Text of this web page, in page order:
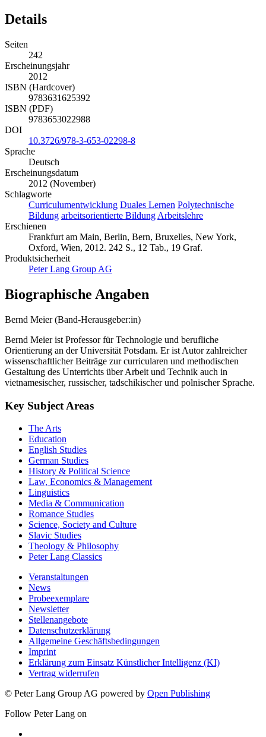
Details
Seiten
242
Erscheinungsjahr
2012
ISBN (Hardcover)
9783631625392
ISBN (PDF)
9783653022988
DOI
10.3726/978-3-653-02298-8
Sprache
Deutsch
Erscheinungsdatum
2012 (November)
Schlagworte
Curriculumentwicklung Duales Lernen Polytechnische
Bildung arbeitsorientierte Bildung Arbeitslehre
Erschienen
Frankfurt am Main, Berlin, Bern, Bruxelles, New York,
Oxford, Wien, 2012. 242 S., 12 Tab., 19 Graf.
Produktsicherheit
Peter Lang Group AG
Biographische Angaben
Bernd Meier (Band-Herausgeber:in)
Bernd Meier ist Professor für Technologie und berufliche
Orientierung an der Universität Potsdam. Er ist Autor zahlreicher
wissenschaftlicher Beiträge zur curricularen und methodischen
Gestaltung des Unterrichts über Arbeit und Technik auch in
vietnamesischer, russischer, tadschikischer und polnischer Sprache.
Key Subject Areas
The Arts
Education
English Studies
German Studies
History & Political Science
Law, Economics & Management
Linguistics
Media & Communication
Romance Studies
Science, Society and Culture
Slavic Studies
Theology & Philosophy
Peter Lang Classics
Veranstaltungen
News
Probeexemplare
Newsletter
Stellenangebote
Datenschutzerklärung
Allgemeine Geschäftsbedingungen
Imprint
Erklärung zum Einsatz Künstlicher Intelligenz (KI)
Vertrag widerrufen
© Peter Lang Group AG powered by Open Publishing
Follow Peter Lang on